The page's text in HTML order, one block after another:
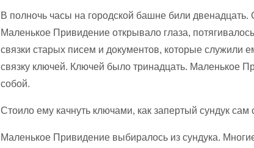
В полночь часы на городской башне били
Маленькое Привидение открывало глаза,
связки старых писем и документов, которые служили
связку ключей. Ключей было тринадцать. Маленькое
собой.
Стоило ему качнуть ключами, как запертый сундук сам
Маленькое Привидение выбиралось из сундука.